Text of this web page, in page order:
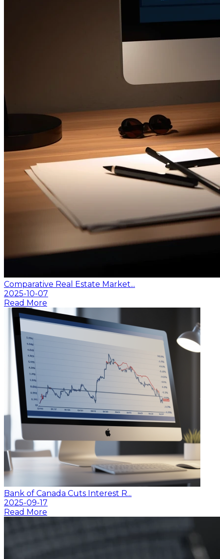
Comparative Real Estate Market...
2025-10-07
Read More
Bank of Canada Cuts Interest R...
2025-09-17
Read More